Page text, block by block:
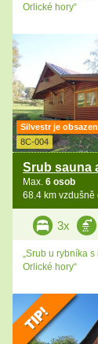
Orlické hory“
Silvestr je
8C-004
Max. 6 osob
68.4 km
3x
„Srub u rybníka
Orlické hory“